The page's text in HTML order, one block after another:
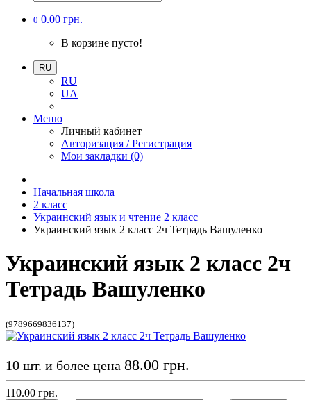
0 0.00 грн.
В корзине пусто!
RU
RU
UA
Меню
Личный кабинет
Авторизация / Регистрация
Мои закладки (0)
Начальная школа
2 класс
Украинский язык и чтение 2 класс
Украинский язык 2 класс 2ч Тетрадь Вашуленко
Украинский язык 2 класс 2ч
Тетрадь Вашуленко
(9789669836137)
10 шт. и более цена 88.00 грн.
110.00 грн.